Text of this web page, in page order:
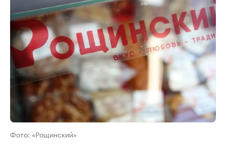
Фото: «Рощинский»